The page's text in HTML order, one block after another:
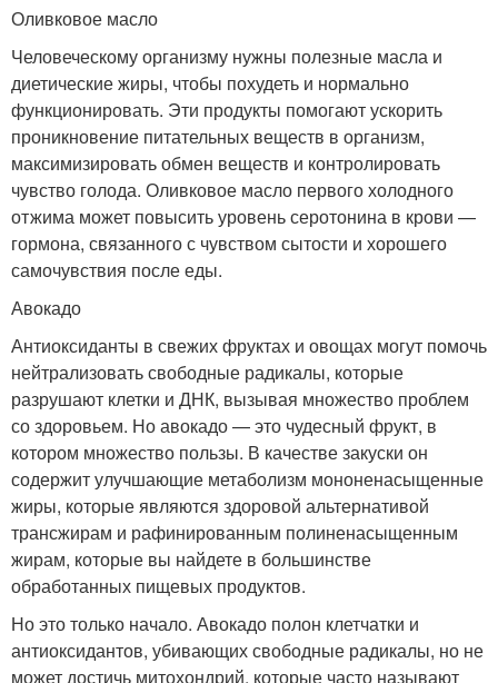
Оливковое масло
Человеческому организму нужны полезные масла и
диетические жиры, чтобы похудеть и нормально
функционировать. Эти продукты помогают ускорить
проникновение питательных веществ в организм,
максимизировать обмен веществ и контролировать
чувство голода. Оливковое масло первого холодного
отжима может повысить уровень серотонина в крови —
гормона, связанного с чувством сытости и хорошего
самочувствия после еды.
Авокадо
Антиоксиданты в свежих фруктах и овощах могут помочь
нейтрализовать свободные радикалы, которые
разрушают клетки и ДНК, вызывая множество проблем
со здоровьем. Но авокадо — это чудесный фрукт, в
котором множество пользы. В качестве закуски он
содержит улучшающие метаболизм мононенасыщенные
жиры, которые являются здоровой альтернативой
трансжирам и рафинированным полиненасыщенным
жирам, которые вы найдете в большинстве
обработанных пищевых продуктов.
Но это только начало. Авокадо полон клетчатки и
антиоксидантов, убивающих свободные радикалы, но не
может достичь митохондрий, которые часто называют